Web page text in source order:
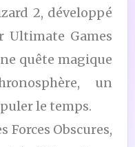
2, développé
Ultimate Games
quête magique
un
le temps.
Forces Obscures,